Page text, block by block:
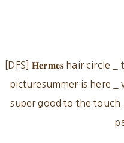
[DFS] 𝐇𝐞𝐫𝐦𝐞𝐬 hair circle
picturesummer is here
super good to the